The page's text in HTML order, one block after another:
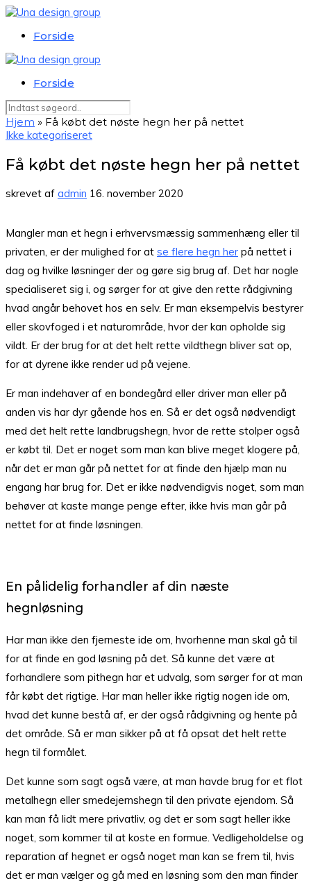
Forside
Forside
Hjem » Få købt det nøste hegn her på nettet
Ikke kategoriseret
Få købt det nøste hegn her på nettet
skrevet af admin 16. november 2020
Mangler man et hegn i erhvervsmæssig sammenhæng eller til
privaten, er der mulighed for at se flere hegn her på nettet i
dag og hvilke løsninger der og gøre sig brug af. Det har nogle
specialiseret sig i, og sørger for at give den rette rådgivning
hvad angår behovet hos en selv. Er man eksempelvis bestyrer
eller skovfoged i et naturområde, hvor der kan opholde sig
vildt. Er der brug for at det helt rette vildthegn bliver sat op,
for at dyrene ikke render ud på vejene.
Er man indehaver af en bondegård eller driver man eller på
anden vis har dyr gående hos en. Så er det også nødvendigt
med det helt rette landbrugshegn, hvor de rette stolper også
er købt til. Det er noget som man kan blive meget klogere på,
når det er man går på nettet for at finde den hjælp man nu
engang har brug for. Det er ikke nødvendigvis noget, som man
behøver at kaste mange penge efter, ikke hvis man går på
nettet for at finde løsningen.
En pålidelig forhandler af din næste
hegnløsning
Har man ikke den fjerneste ide om, hvorhenne man skal gå til
for at finde en god løsning på det. Så kunne det være at
forhandlere som pithegn har et udvalg, som sørger for at man
får købt det rigtige. Har man heller ikke rigtig nogen ide om,
hvad det kunne bestå af, er der også rådgivning og hente på
det område. Så er man sikker på at få opsat det helt rette
hegn til formålet.
Det kunne som sagt også være, at man havde brug for et flot
metalhegn eller smedejernshegn til den private ejendom. Så
kan man få lidt mere privatliv, og det er som sagt heller ikke
noget, som kommer til at koste en formue. Vedligeholdelse og
reparation af hegnet er også noget man kan se frem til, hvis
det er man vælger og gå med en løsning som den man finder